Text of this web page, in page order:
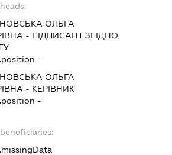
ОЛЬГА
- ПІДПИСАНТЗГІДНО
-
ОЛЬГА
- КЕРІВНИК
-